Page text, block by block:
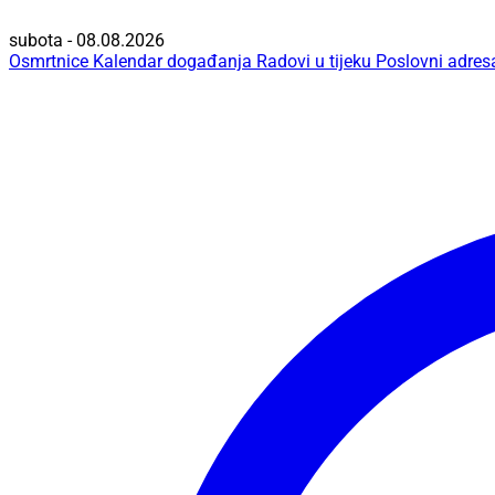
subota - 08.08.2026
Osmrtnice Kalendar događanja Radovi u tijeku Poslovni